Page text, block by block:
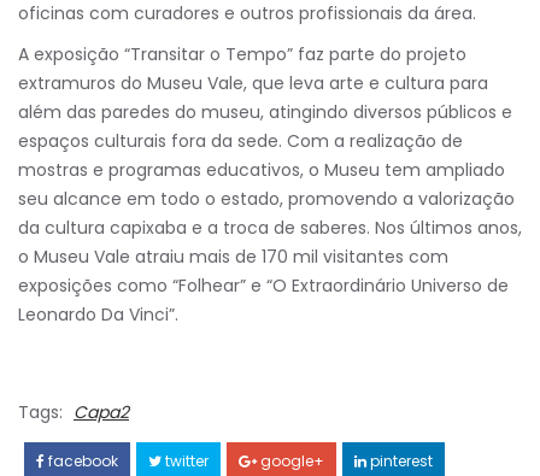
oficinas com curadores e outros profissionais da área.
A exposição “Transitar o Tempo” faz parte do projeto
extramuros do Museu Vale, que leva arte e cultura para
além das paredes do museu, atingindo diversos públicos e
espaços culturais fora da sede. Com a realização de
mostras e programas educativos, o Museu tem ampliado
seu alcance em todo o estado, promovendo a valorização
da cultura capixaba e a troca de saberes. Nos últimos anos,
o Museu Vale atraiu mais de 170 mil visitantes com
exposições como “Folhear” e “O Extraordinário Universo de
Leonardo Da Vinci”.
Tags: Capa2
facebook twitter google+ pinterest